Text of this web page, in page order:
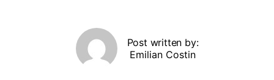
Post written by:
Emilian Costin